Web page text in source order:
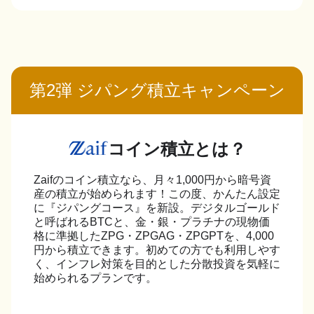
第2弾 ジパング積立キャンペーン
コイン積立とは？
Zaifのコイン積立なら、月々1,000円から暗号資
産の積立が始められます！この度、かんたん設定
に『ジパングコース』を新設。デジタルゴールド
と呼ばれるBTCと、金・銀・プラチナの現物価
格に準拠したZPG・ZPGAG・ZPGPTを、4,000
円から積立できます。初めての方でも利用しやす
く、インフレ対策を目的とした分散投資を気軽に
始められるプランです。